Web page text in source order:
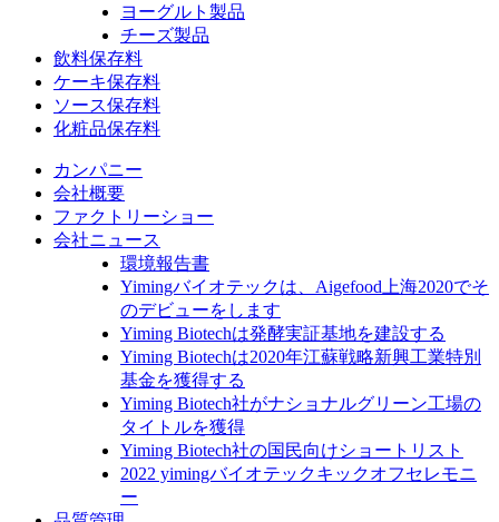
ヨーグルト製品
チーズ製品
飲料保存料
ケーキ保存料
ソース保存料
化粧品保存料
カンパニー
会社概要
ファクトリーショー
会社ニュース
環境報告書
Yimingバイオテックは、Aigefood上海2020でそ
のデビューをします
Yiming Biotechは発酵実証基地を建設する
Yiming Biotechは2020年江蘇戦略新興工業特別
基金を獲得する
Yiming Biotech社がナショナルグリーン工場の
タイトルを獲得
Yiming Biotech社の国民向けショートリスト
2022 yimingバイオテックキックオフセレモニ
ー